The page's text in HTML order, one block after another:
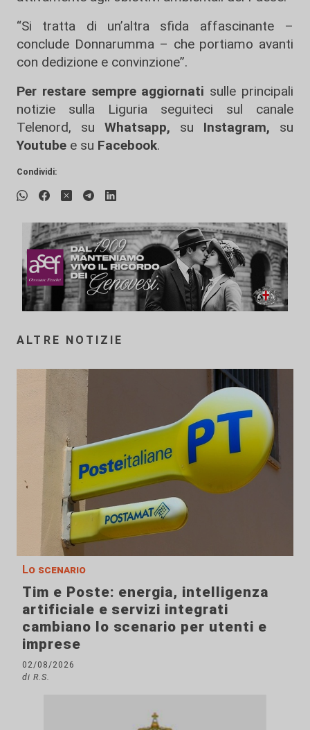
“Si tratta di un’altra sfida affascinante –
conclude Donnarumma – che portiamo avanti
con dedizione e convinzione”.
Per restare sempre aggiornati sulle principali
notizie sulla Liguria seguiteci sul canale
Telenord, su
Whatsapp, su Instagram, su
Youtube e su Facebook.
Condividi:
ALTRE NOTIZIE
Lo scenario
Tim e Poste: energia, intelligenza
artificiale e servizi integrati
cambiano lo scenario per utenti e
imprese
02/08/2026
di R.S.